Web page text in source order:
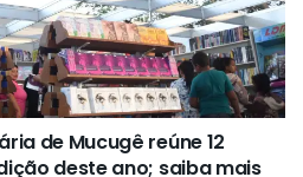
de Mucugê reúne 12
deste ano; saiba mais